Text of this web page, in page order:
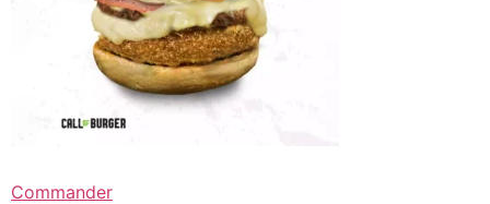
Commander